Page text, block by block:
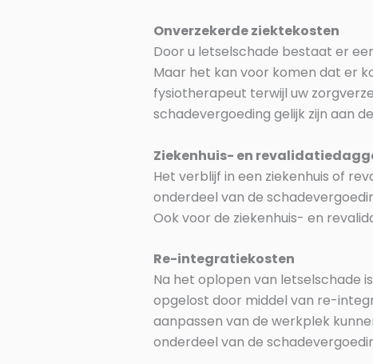
Onverzekerde ziektekosten
Door u letselschade bestaat er
Maar het kan voor komen dat er
fysiotherapeut terwijl uw
schadevergoeding gelijk zijn aan
Ziekenhuis- en
Het verblijf in een ziekenhuis of
onderdeel van de
Ook voor de ziekenhuis- en
Re-integratiekosten
Na het oplopen van letselschade
opgelost door middel van re-
aanpassen van de werkplek
onderdeel van de